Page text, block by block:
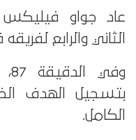
عاد جواو
الثاني والرابع لفريقه
بتسجيل الهدف
الكامل.